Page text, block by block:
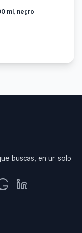
ml, negro
buscas, en un solo